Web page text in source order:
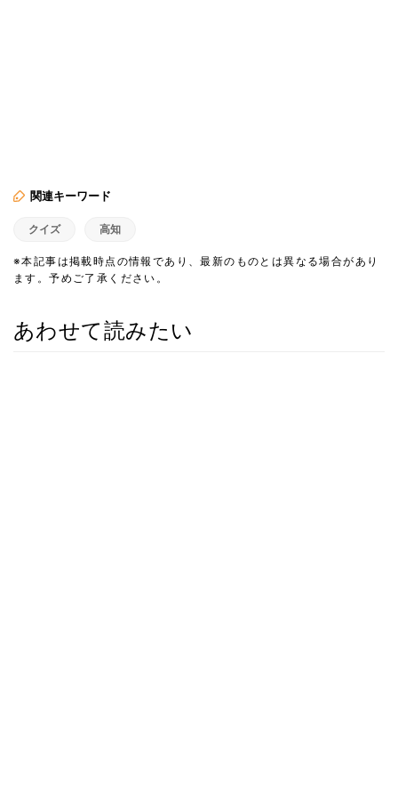
関連キーワード
クイズ 高知
※本記事は掲載時点の情報であり、最新のものとは異なる場合があり
ます。予めご了承ください。
あわせて読みたい